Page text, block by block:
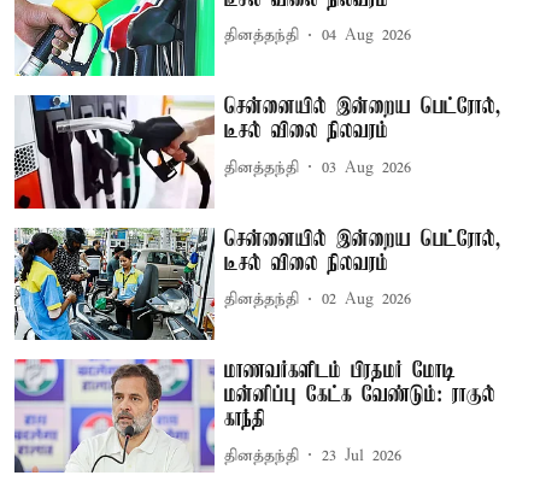
தினத்தந்தி 04 Aug 2026
சென்னையில் இன்றைய பெட்ரோல்,
டீசல் விலை நிலவரம்
தினத்தந்தி 03 Aug 2026
சென்னையில் இன்றைய பெட்ரோல்,
டீசல் விலை நிலவரம்
தினத்தந்தி 02 Aug 2026
மாணவர்களிடம் பிரதமர் மோடி
மன்னிப்பு கேட்க வேண்டும்: ராகுல்
காந்தி
தினத்தந்தி 23 Jul 2026